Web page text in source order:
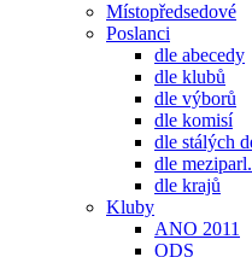
Místopředsedové
Poslanci
dle abecedy
dle klubů
dle výborů
dle komisí
dle stálých
dle
dle krajů
Kluby
ANO 2011
ODS